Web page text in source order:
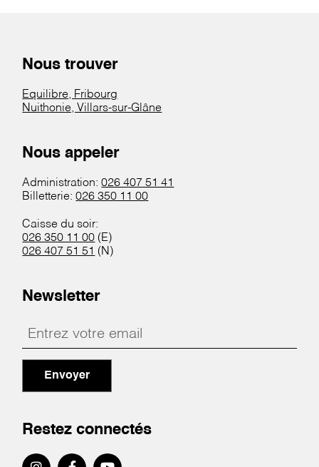
Nous trouver
Equilibre, Fribourg
Nuithonie, Villars-sur-Glâne
Nous appeler
Administration:026 407 51 41
Billetterie:026 350 11 00
Caisse du soir:
026 350 11 00 (E)
026 407 51 51 (N)
Newsletter
Envoyer
Restez connectés